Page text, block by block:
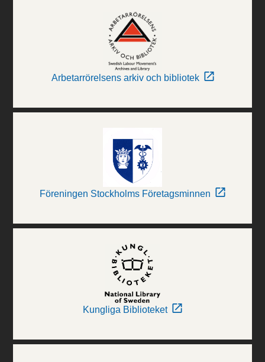
Arbetarrörelsens arkiv och bibliotek
Föreningen Stockholms Företagsminnen
Kungliga Biblioteket